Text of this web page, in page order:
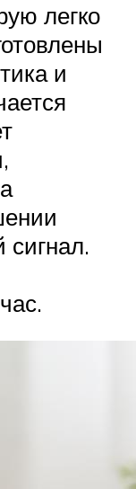
легко
и
сигнал.